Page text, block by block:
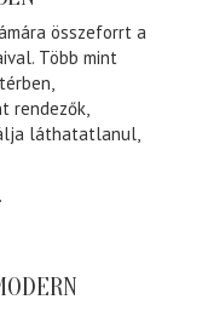
összeforrt a
Több mint
rendezők,
láthatatlanul,